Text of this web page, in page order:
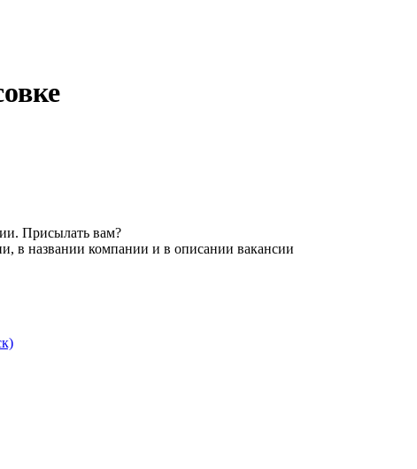
Присылать вам?
в названии компании и в описании вакансии